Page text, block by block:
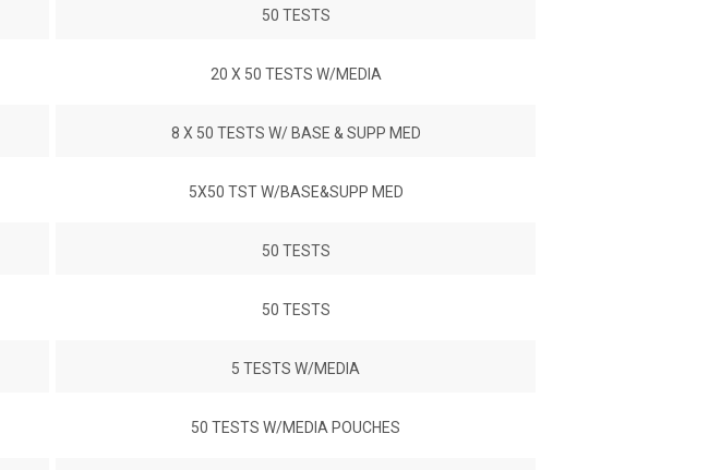
50 TESTS
20 X 50 TESTS W/MEDIA
8 X 50 TESTS W/ BASE & SUPP MED
5X50 TST W/BASE&SUPP MED
50 TESTS
50 TESTS
5 TESTS W/MEDIA
50 TESTS W/MEDIA POUCHES